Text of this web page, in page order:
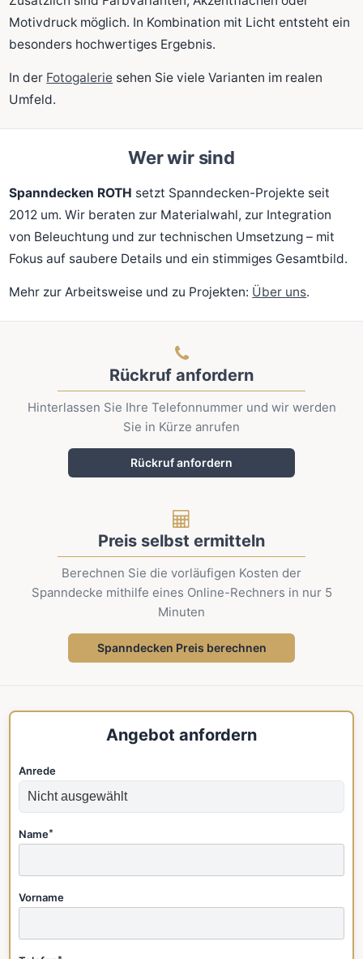
Motivdruck möglich. In Kombination mit Licht entsteht ein
besonders hochwertiges Ergebnis.
In der Fotogalerie sehen Sie viele Varianten im realen
Umfeld.
Wer wir sind
Spanndecken ROTH setzt Spanndecken-Projekte seit
2012 um. Wir beraten zur Materialwahl, zur Integration
von Beleuchtung und zur technischen Umsetzung – mit
Fokus auf saubere Details und ein stimmiges Gesamtbild.
Mehr zur Arbeitsweise und zu Projekten: Über uns.
Rückruf anfordern
Hinterlassen Sie Ihre Telefonnummer und wir werden
Sie in Kürze anrufen
Rückruf anfordern
Preis selbst ermitteln
Berechnen Sie die vorläufigen Kosten der
Spanndecke mithilfe eines Online-Rechners in nur 5
Minuten
Spanndecken Preis berechnen
Angebot anfordern
Anrede
Name*
Vorname